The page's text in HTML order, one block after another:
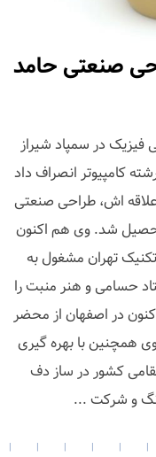
صنعتی حامد
در سمپاد شیراز
کامپیوتر انصراف داد
اش، طراحی صنعتی
شد. وی هم اکنون
تهران مشغول به
حسامی و هنر منبت را
در اصفهان از محضر
همچنین با بهره گیری
کشور در ساز دف
و شرکت ...
|
|
|
|
|
|